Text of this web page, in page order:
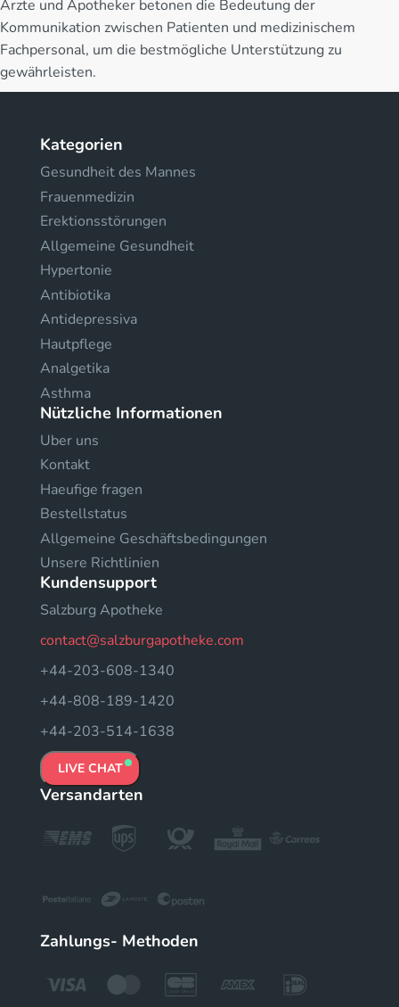
Ärzte und Apotheker betonen die Bedeutung der
Kommunikation zwischen Patienten und medizinischem
Fachpersonal, um die bestmögliche Unterstützung zu
gewährleisten.
Kategorien
Gesundheit des Mannes
Frauenmedizin
Erektionsstörungen
Allgemeine Gesundheit
Hypertonie
Antibiotika
Antidepressiva
Hautpflege
Analgetika
Asthma
Nützliche Informationen
Uber uns
Kontakt
Haeufige fragen
Bestellstatus
Allgemeine Geschäftsbedingungen
Unsere Richtlinien
Kundensupport
Salzburg Apotheke
contact@salzburgapotheke.com
+44-203-608-1340
+44-808-189-1420
+44-203-514-1638
LIVE CHAT
Versandarten
Zahlungs- Methoden